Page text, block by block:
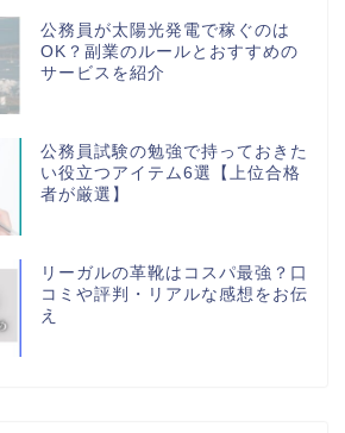
公務員が太陽光発電で稼ぐのは
OK？副業のルールとおすすめの
サービスを紹介
公務員試験の勉強で持っておきた
い役立つアイテム6選【上位合格
者が厳選】
リーガルの革靴はコスパ最強？口
コミや評判・リアルな感想をお伝
え